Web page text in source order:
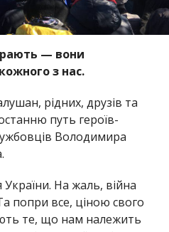
— вони
з нас.
рідних, друзів та
путь героїв-
Володимира
На жаль, війна
попри все, ціною свого
те, що нам належить